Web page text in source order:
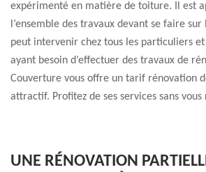
expérimenté en matière de toiture. Il est
l’ensemble des travaux devant se faire
peut intervenir chez tous les particuliers
ayant besoin d’effectuer des travaux de
Couverture vous offre un tarif rénovation
attractif. Profitez de ses services sans vous
UNE RÉNOVATION